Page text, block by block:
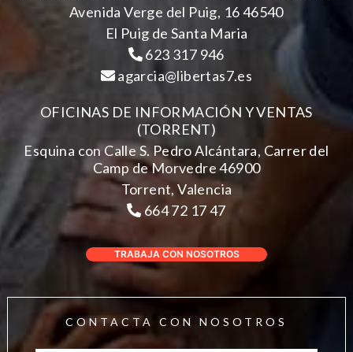
Avenida Verge del Puig, 16 46540
El Puig de Santa Maria
623 317 946
agarcia@libertas7.es
OFICINAS DE INFORMACIÓN Y VENTAS
(TORRENT)
Esquina con Calle S. Pedro Alcántara, Carrer del
Camp de Morvedre 46900
Torrent, Valencia
664 72 17 47
TRABAJA CON NOSOTROS
CONTACTA CON NOSOTROS